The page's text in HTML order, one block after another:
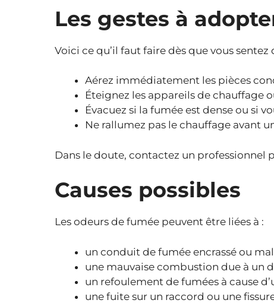
Les gestes à
Voici ce qu’il faut faire dès que vous
Aérez immédiatement les pièces
Éteignez les appareils de chauffage
Évacuez si la fumée est dense ou si
Ne rallumez pas le chauffage avant
Dans le doute, contactez un professionnel
Causes possibles
Les odeurs de fumée peuvent être liées à :
un conduit de fumée encrassé ou
une mauvaise combustion due à un
un refoulement de fumées à cause
une fuite sur un raccord ou une